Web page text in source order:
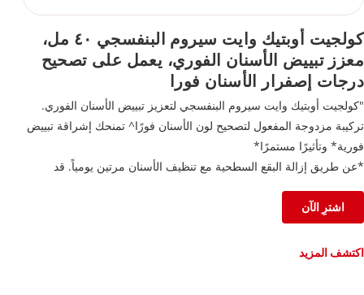
كولجيت أوبتيك وايت سيروم البنفسجي ٤٠ مل،
معزز تبييض الأسنان الفوري، يعمل على تصحيح
درجات إصفرار الأسنان فورا
"كولجيت أوبتيك وايت سيروم البنفسجي لتعزيز تبييض الأسنان الفوري.
تركيبة مزدوجة المفعول لتصحيح لون الأسنان فورًا^ تمنحك إشراقة تبييض
فورية* وتأثيرًا مستمرًا*
*عن طريق إزالة البقع السطحية مع تنظيف الأسنان مرتين يومياً. قد
^التأثير مؤقت."
اشترِ الآن
اكتشف المزيد